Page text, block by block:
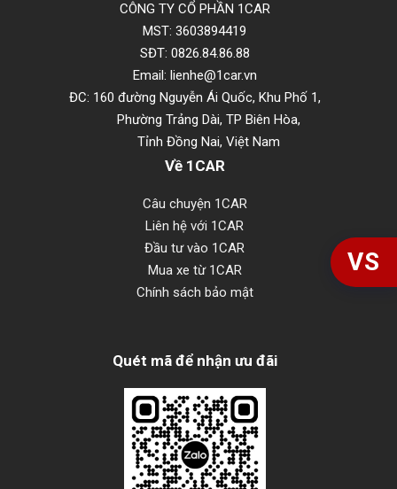
CÔNG TY CỔ PHẦN 1CAR
MST: 3603894419
SĐT: 0826.84.86.88
Email: lienhe@1car.vn
ĐC: 160 đường Nguyễn Ái Quốc, Khu Phố 1,
Phường Trảng Dài, TP Biên Hòa,
Tỉnh Đồng Nai, Việt Nam
Về 1CAR
Câu chuyện 1CAR
Liên hệ với 1CAR
Đầu tư vào 1CAR
Mua xe từ 1CAR
Chính sách bảo mật
Quét mã để nhận ưu đãi
VS